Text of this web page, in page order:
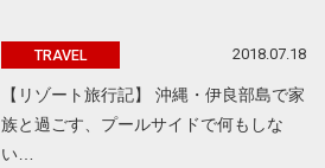
TRAVEL 2018.07.18
【リゾート旅行記】 沖縄・伊良部島で家
族と過ごす、プールサイドで何もしな
い…